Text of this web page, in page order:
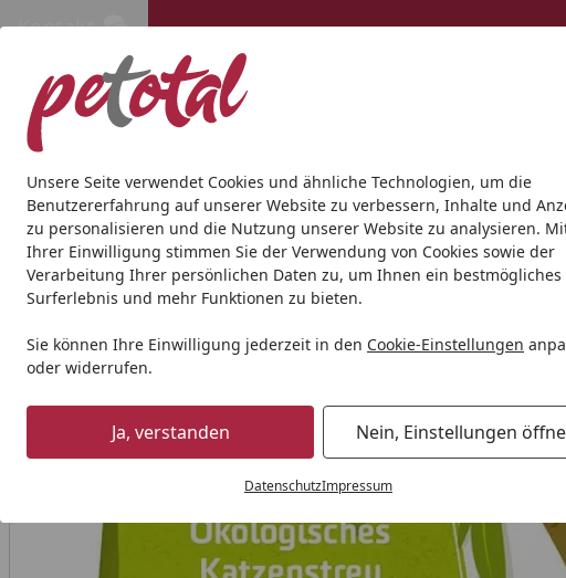
Unsere Seite verwendet Cookies und ähnliche Technologien, um die
Benutzererfahrung auf unserer Website zu verbessern, Inhalte und
zu personalisieren und die Nutzung unserer Website zu analysieren.
Ihrer Einwilligung stimmen Sie der Verwendung von Cookies sowie der
Verarbeitung Ihrer persönlichen Daten zu, um Ihnen ein bestmögliches
Surferlebnis und mehr Funktionen zu bieten.
Sie können Ihre Einwilligung jederzeit in den Cookie-Einstellungen
oder widerrufen.
Ja, verstanden Nein, Einstellungen
DatenschutzImpressum
Kontakt
Hund Katze Aquaristik Teich Andere Tierarten Geschenkideen
Startseite
Katze Katzenstreu KittyBay Meow Tai Maniokmehl braun